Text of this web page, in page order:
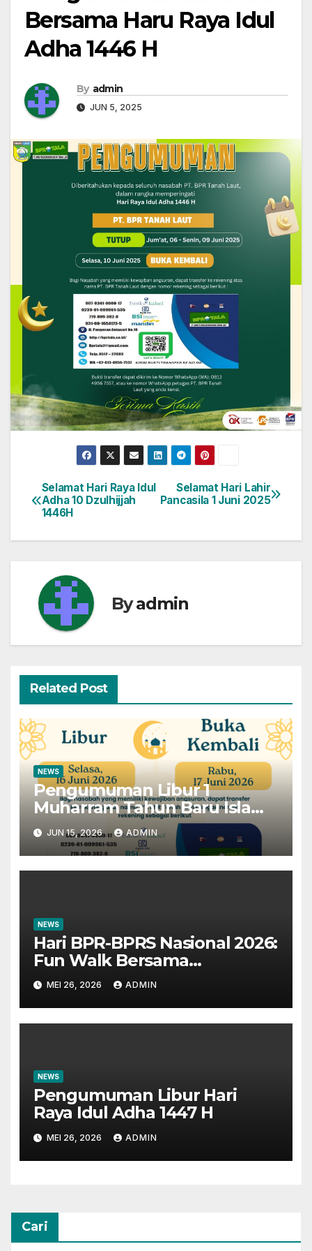
Bersama Haru Raya Idul
Adha 1446 H
By admin
JUN 5, 2025
Navigasi
pos
Selamat Hari Lahir
Pancasila 1 Juni 2025
Selamat Hari Raya Idul
Adha 10 Dzulhijjah
1446H
Byadmin
Related Post
NEWS
Pengumuman Libur 1
Muharram Tahun Baru Islam
1448H
JUN 15, 2026 ADMIN
NEWS
Hari BPR-BPRS Nasional 2026:
Fun Walk Bersama
Masyarakat dan Insan
Perbankan
MEI 26, 2026 ADMIN
NEWS
Pengumuman Libur Hari
Raya Idul Adha 1447 H
MEI 26, 2026 ADMIN
Cari